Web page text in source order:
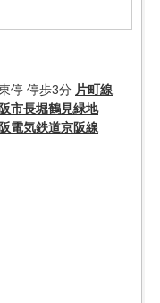
停 停歩3分 片町線
市長堀鶴見緑地
電気鉄道京阪線